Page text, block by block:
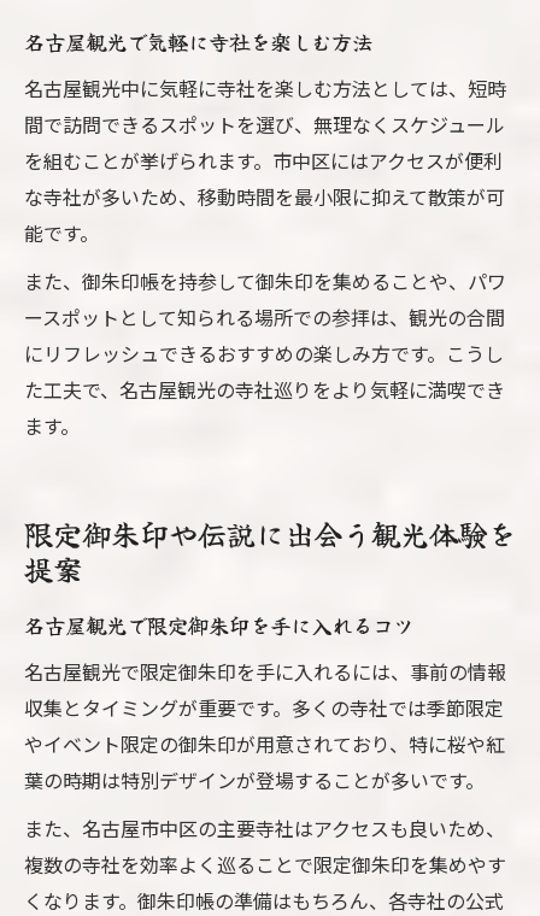
名古屋観光で気軽に寺社を楽しむ方法
名古屋観光中に気軽に寺社を楽しむ方法としては、短時
間で訪問できるスポットを選び、無理なくスケジュール
を組むことが挙げられます。市中区にはアクセスが便利
な寺社が多いため、移動時間を最小限に抑えて散策が可
能です。
また、御朱印帳を持参して御朱印を集めることや、パワ
ースポットとして知られる場所での参拝は、観光の合間
にリフレッシュできるおすすめの楽しみ方です。こうし
た工夫で、名古屋観光の寺社巡りをより気軽に満喫でき
ます。
限定御朱印や伝説に出会う観光体験を
提案
名古屋観光で限定御朱印を手に入れるコツ
名古屋観光で限定御朱印を手に入れるには、事前の情報
収集とタイミングが重要です。多くの寺社では季節限定
やイベント限定の御朱印が用意されており、特に桜や紅
葉の時期は特別デザインが登場することが多いです。
また、名古屋市中区の主要寺社はアクセスも良いため、
複数の寺社を効率よく巡ることで限定御朱印を集めやす
くなります。御朱印帳の準備はもちろん、各寺社の公式